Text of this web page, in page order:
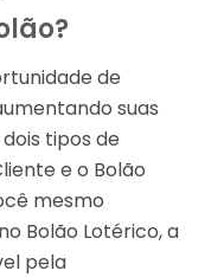
de
suas
tipos de
e o Bolão
mesmo
Bolão Lotérico, a
pela